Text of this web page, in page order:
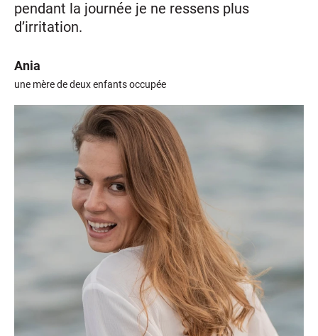
pendant la journée je ne ressens plus
d’irritation.
Ania
une mère de deux enfants occupée